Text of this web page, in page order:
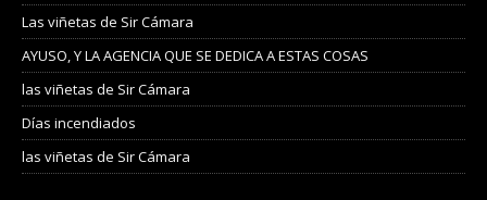
Las viñetas de Sir Cámara
AYUSO, Y LA AGENCIA QUE SE DEDICA A ESTAS COSAS
las viñetas de Sir Cámara
Días incendiados
las viñetas de Sir Cámara